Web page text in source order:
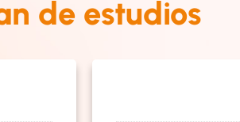
de estudios